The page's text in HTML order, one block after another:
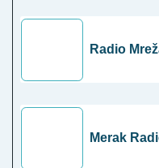
Radio
Merak